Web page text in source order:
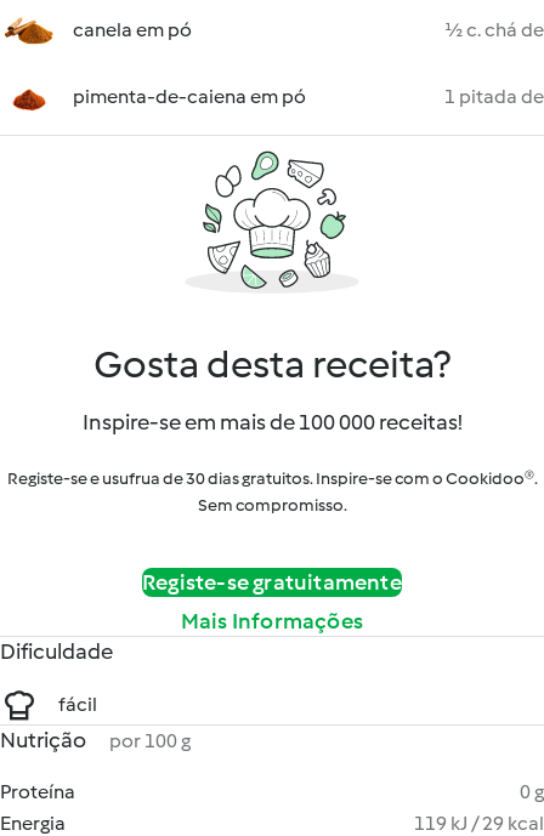
canela em pó ½ c. chá de
pimenta-de-caiena em pó 1 pitada de
Gosta desta receita?
Inspire-se em mais de 100 000 receitas!
Registe-se e usufrua de 30 dias gratuitos. Inspire-se com o Cookidoo®.
Sem compromisso.
Registe-se gratuitamente
Mais Informações
Dificuldade
fácil
Nutrição por 100 g
Proteína
0 g
Energia
119 kJ / 29 kcal